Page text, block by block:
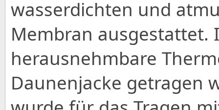
wasserdichten und
Membran ausgestattet.
herausnehmbare
Daunenjacke getragen